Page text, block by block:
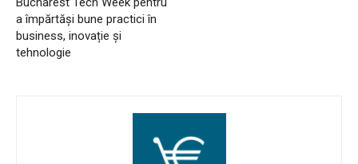
a împărtăși bune practici în
business, inovație și
tehnologie